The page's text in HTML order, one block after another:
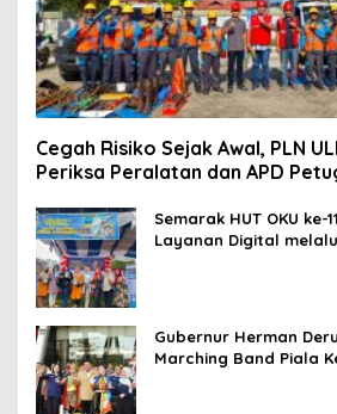
Cegah Risiko Sejak Awal, PLN
Periksa Peralatan dan APD
Semarak HUT OKU ke-
Layanan Digital
Gubernur Herman
Marching Band Piala